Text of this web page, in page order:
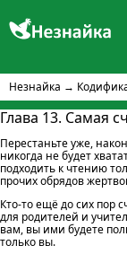
Незнайка →
Глава 13. Самая
Перестаньте уже,
никогда не будет
подходить к чтению
прочих обрядов
Кто-то ещё до сих пор
для родителей и
вам, вы ими будете
только вы.